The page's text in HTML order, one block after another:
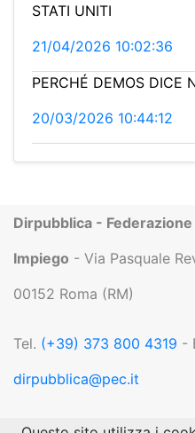
STATI UNITI
21/04/2026 10:02:36
PERCHÉ DEMOS DICE
20/03/2026 10:44:12
Dirpubblica -
Impiego - Via Pasquale
00152 Roma (RM)
Tel. (+39) 373 800 4319 -
dirpubblica@pec.it
P.IVA 04919551004 |